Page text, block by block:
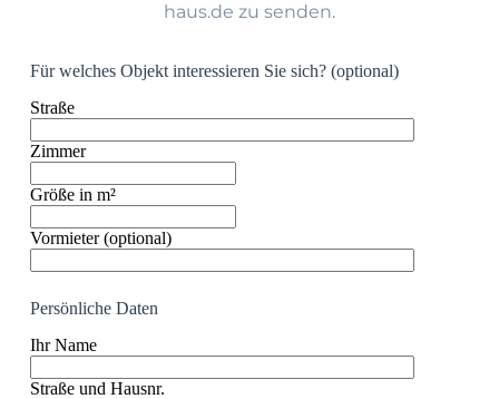
haus.de zu senden.
Für welches Objekt interessieren Sie sich? (optional)
Straße
Zimmer
Größe in m²
Vormieter (optional)
Persönliche Daten
Ihr Name
Straße und Hausnr.